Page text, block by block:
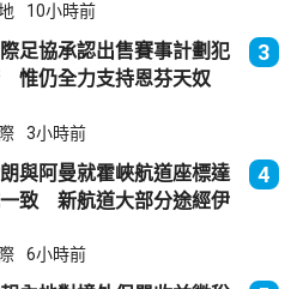
10小時前
足協承認出售賽事計劃犯
惟仍全力支持恩芬天奴
3
3小時前
與阿曼就霍峽航道座標達
致 新航道大部分途經伊
4
6小時前